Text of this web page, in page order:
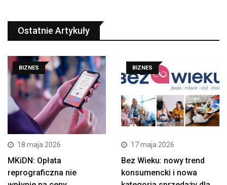
Ostatnie Artykuły
BIZNES
18 maja 2026
MKiDN: Opłata
reprograficzna nie
BIZNES
17 maja 2026
Bez Wieku: nowy trend
konsumencki i nowa